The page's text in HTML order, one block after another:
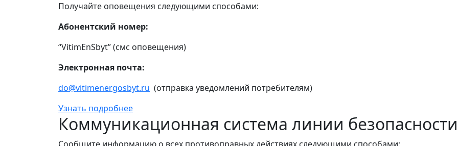
Получайте оповещения следующими способами:
Абонентский номер:
“VitimEnSbyt” (смс оповещения)
Электронная почта:
do@vitimenergosbyt.ru (отправка уведомлений потребителям)
Узнать подробнее
Коммуникационная система линии безопасности